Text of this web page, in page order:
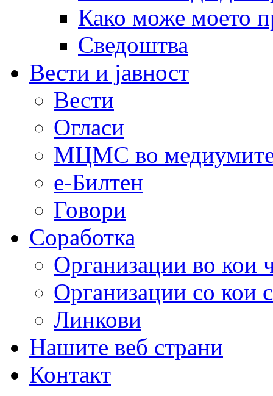
Како може моето
Сведоштва
Вести и јавност
Вести
Огласи
МЦМС во
е-Билтен
Говори
Соработка
Организации во кои
Организации со кои
Линкови
Нашите веб страни
Контакт